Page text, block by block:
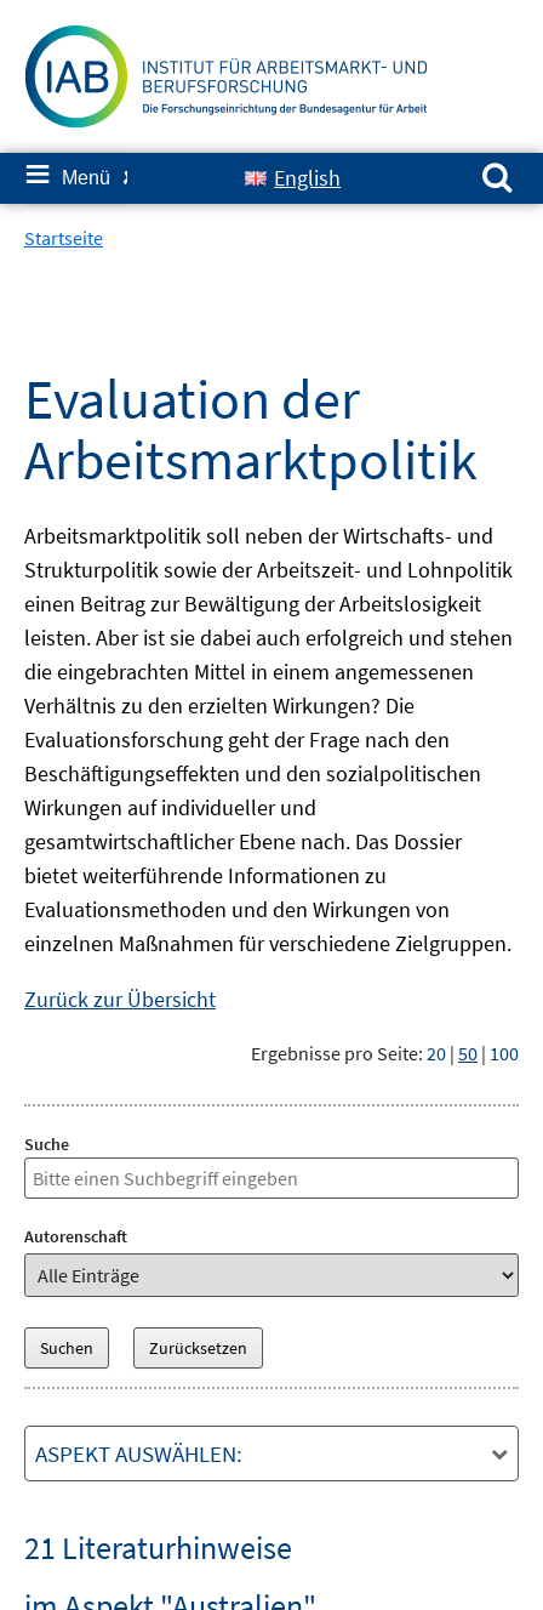
zum
Inhalt
≡ Menü ✘ English
Suchen nach:
Startseite
Evaluation der
Arbeitsmarktpolitik
Arbeitsmarktpolitik soll neben der Wirtschafts- und
Strukturpolitik sowie der Arbeitszeit- und Lohnpolitik
einen Beitrag zur Bewältigung der Arbeitslosigkeit
leisten. Aber ist sie dabei auch erfolgreich und stehen
die eingebrachten Mittel in einem angemessenen
Verhältnis zu den erzielten Wirkungen? Die
Evaluationsforschung geht der Frage nach den
Beschäftigungseffekten und den sozialpolitischen
Wirkungen auf individueller und
gesamtwirtschaftlicher Ebene nach. Das Dossier
bietet weiterführende Informationen zu
Evaluationsmethoden und den Wirkungen von
einzelnen Maßnahmen für verschiedene Zielgruppen.
Zurück zur Übersicht
Ergebnisse pro Seite: 20 | 50 | 100
Suche
Autorenschaft
ASPEKT AUSWÄHLEN:
21 Literaturhinweise